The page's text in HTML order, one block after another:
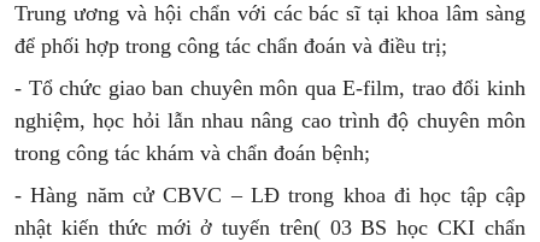
Trung ương và hội chẩn với các bác sĩ tại khoa lâm sàng
để phối hợp trong công tác chẩn đoán và điều trị;
- Tổ chức giao ban chuyên môn qua E-film, trao đổi kinh
nghiệm, học hỏi lẫn nhau nâng cao trình độ chuyên môn
trong công tác khám và chẩn đoán bệnh;
- Hàng năm cử CBVC – LĐ trong khoa đi học tập cập
nhật kiến thức mới ở tuyến trên( 03 BS học CKI chẩn